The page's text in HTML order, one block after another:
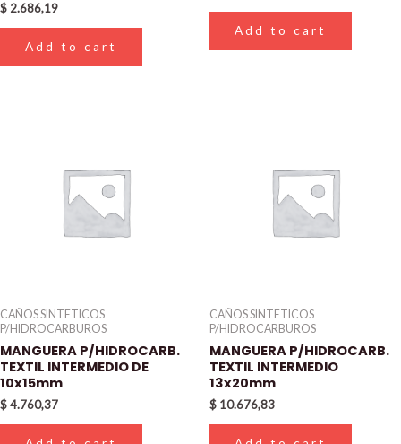
$ 2.686,19
Add to cart
Add to cart
CAÑOS SINTETICOS
P/HIDROCARBUROS
MANGUERA P/HIDROCARB.
TEXTIL INTERMEDIO DE
10x15mm
$4.760,37
CAÑOS SINTETICOS
P/HIDROCARBUROS
MANGUERA P/HIDROCARB.
TEXTIL INTERMEDIO
13x20mm
$ 10.676,83